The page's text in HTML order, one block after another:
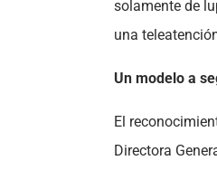
solamente de
una
Un modelo a
El
Directora